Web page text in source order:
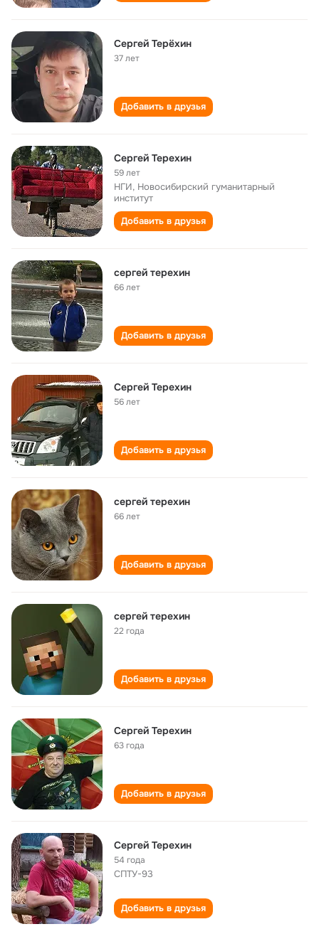
Сергей Терёхин
37 лет
Добавить в друзья
Сергей Терехин
59 лет
НГИ, Новосибирский гуманитарный
институт
Добавить в друзья
сергей терехин
66 лет
Добавить в друзья
Сергей Терехин
56 лет
Добавить в друзья
сергей терехин
66 лет
Добавить в друзья
сергей терехин
22 года
Добавить в друзья
Сергей Терехин
63 года
Добавить в друзья
Сергей Терехин
54 года
СПТУ-93
Добавить в друзья